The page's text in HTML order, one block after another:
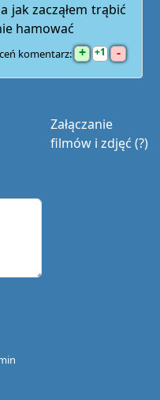
jak zacząłem trąbić
hamować
komentarz: + 1 -
Załączanie
filmów i zdjęć (?)